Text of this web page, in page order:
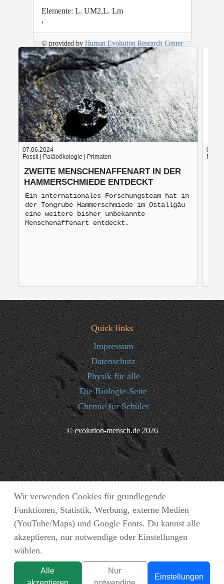
Wir verwenden Cookies für grundlegende
Funktionen, Statistik, Werbung, externe Medien
(YouTube/Maps) und Google Fonts. Du kannst alle
akzeptieren, nur notwendige oder Einstellungen
wählen.
Alle
Nur
Einstellungen
Elemente: L. UM2,L. Lm
,
© provided byHuman Evolution Research Center
07.06.2024
Fossil | Paläoökologie | Primaten
ZWEITE MENSCHENAFFENART IN DER
HAMMERSCHMIEDE ENTDECKT
Ein internationales Forschungsteam hat in
der Tongrube Hammerschmiede im Ostallgäu
eine weitere bisher unbekannte
Menschenaffenart entdeckt.
Nach
Quick links
Impressum
Datenschutz
Physik für alle
Die Biologie-Seite
Chemie für Schüler
© evolution-mensch.de 2026